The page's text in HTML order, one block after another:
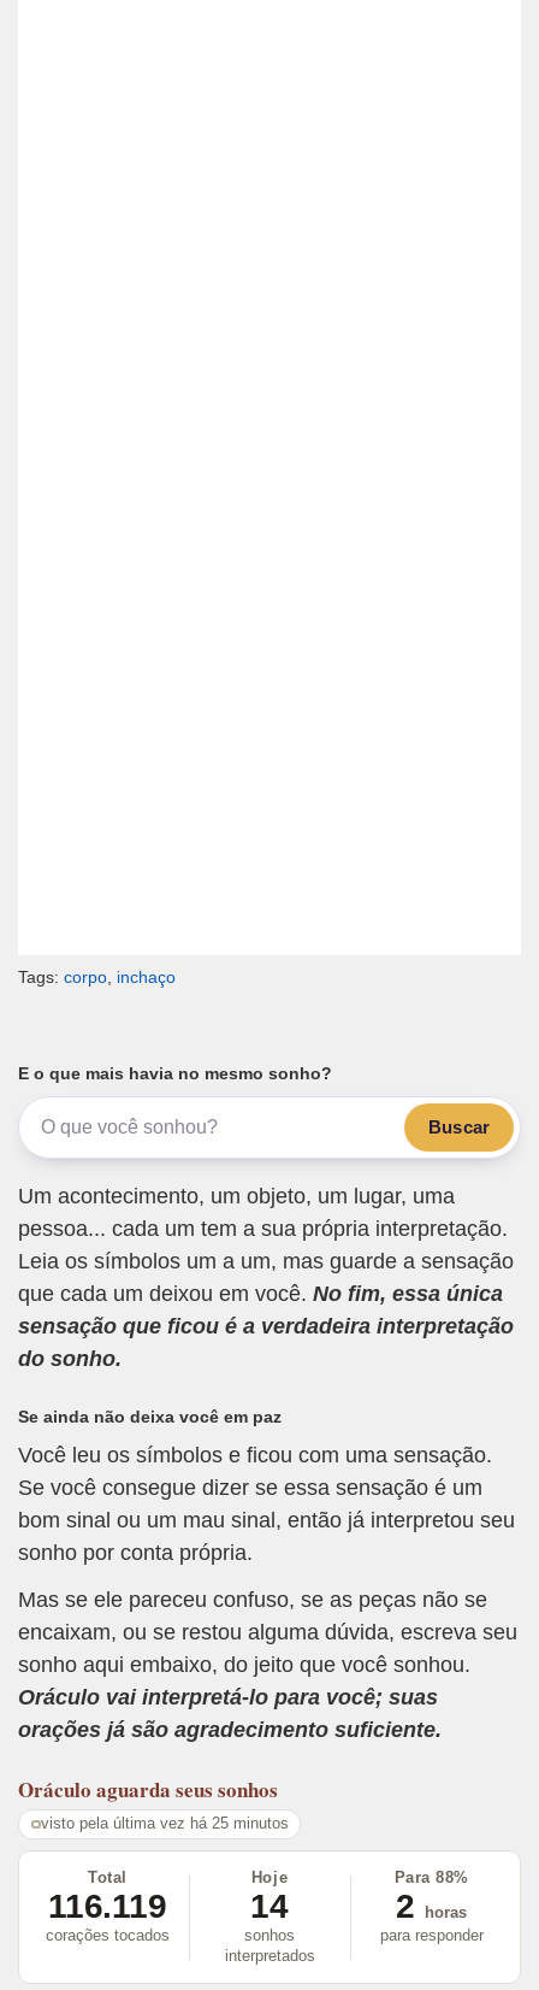
Tags: corpo inchaço
E o que mais havia no mesmo sonho?
Buscar
Um acontecimento, um objeto, um lugar, uma
pessoa... cada um tem a sua própria interpretação.
Leia os símbolos um a um, mas guarde a sensação
que cada um deixou em você. No fim, essa única
sensação que ficou é a verdadeira interpretação
do sonho.
Se ainda não deixa você em paz
Você leu os símbolos e ficou com uma sensação.
Se você consegue dizer se essa sensação é um
bom sinal ou um mau sinal, então já interpretou seu
sonho por conta própria.
Mas se ele pareceu confuso, se as peças não se
encaixam, ou se restou alguma dúvida, escreva seu
sonho aqui embaixo, do jeito que você sonhou.
Oráculo vai interpretá-lo para você; suas
orações já são agradecimento suficiente.
Oráculo aguarda seus sonhos
visto pela última vez há 25 minutos
Total
116.119
corações tocados
Hoje
14
sonhos
interpretados
Para 88%
2
horas
para responder